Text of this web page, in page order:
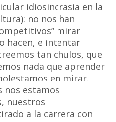
idiosincrasia en la
no nos han
mirar
hacen, e intentar
tan chulos, que
nada que aprender
en mirar.
nos estamos
nuestros
a la carrera con